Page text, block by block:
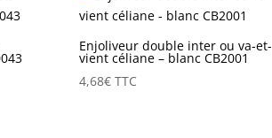
Enjoliveur double inter ou va-et-
vient céliane – blanc CB2001
4,68€ TTC